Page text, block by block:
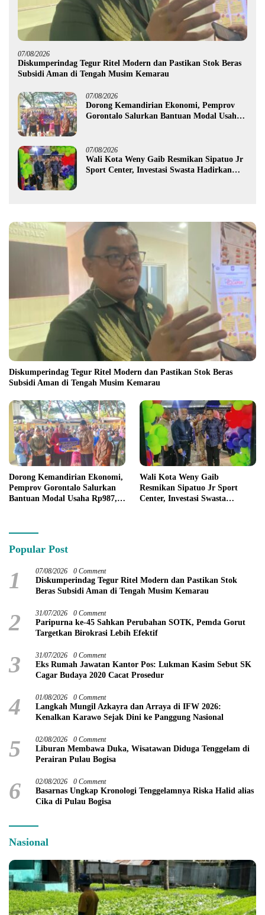
07/08/2026
Diskumperindag Tegur Ritel Modern dan Pastikan Stok Beras
Subsidi Aman di Tengah Musim Kemarau
07/08/2026
Dorong Kemandirian Ekonomi, Pemprov
Gorontalo Salurkan Bantuan Modal Usaha
07/08/2026
Wali Kota Weny Gaib Resmikan Sipatuo Jr
Sport Center, Investasi Swasta Hadirkan
Diskumperindag Tegur Ritel Modern dan Pastikan Stok Beras
Subsidi Aman di Tengah Musim Kemarau
Dorong Kemandirian Ekonomi,
Pemprov Gorontalo Salurkan
Bantuan Modal Usaha Rp987,5
Wali Kota Weny Gaib
Resmikan Sipatuo Jr Sport
Center, Investasi Swasta
Popular Post
1 07/08/2026 0 Comment
Diskumperindag Tegur Ritel Modern dan Pastikan Stok
Beras Subsidi Aman di Tengah Musim Kemarau
2 31/07/2026 0 Comment
Paripurna ke-45 Sahkan Perubahan SOTK, Pemda Gorut
Targetkan Birokrasi Lebih Efektif
3 31/07/2026 0 Comment
Eks Rumah Jawatan Kantor Pos: Lukman Kasim Sebut SK
Cagar Budaya 2020 Cacat Prosedur
4 01/08/2026 0 Comment
Langkah Mungil Azkayra dan Arraya di IFW 2026:
Kenalkan Karawo Sejak Dini ke Panggung Nasional
5 02/08/2026 0 Comment
Liburan Membawa Duka, Wisatawan Diduga Tenggelam di
Perairan Pulau Bogisa
6 02/08/2026 0 Comment
Basarnas Ungkap Kronologi Tenggelamnya Riska Halid alias
Cika di Pulau Bogisa
Nasional